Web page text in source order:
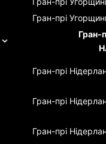
Гран-прі
Гран-
Гран-прі
Гран-прі
Гран-прі